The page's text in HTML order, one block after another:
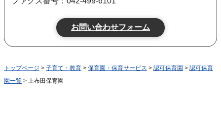
トップページ > 子育て・教育 > 保育園・保育サービス > 認可保育園 > 認可保育
園一覧 > 上布田保育園